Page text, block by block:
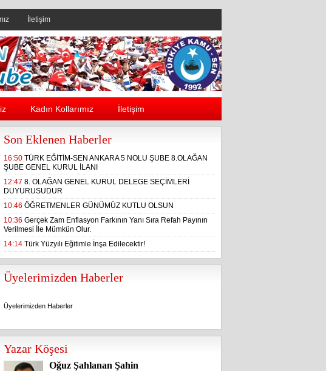
İletişim
Kadın Kollarımız İletişim
Son Eklenen Haberler
16:50 TÜRK EĞİTİM-SEN ANKARA 5 NOLU ŞUBE 8.OLAĞAN
ŞUBE GENEL KURUL İLANI
12:47 8. OLAĞAN GENEL KURUL DELEGE SEÇİMLERİ
DUYURUSUDUR
10:46 ÖĞRETMENLER GÜNÜMÜZ KUTLU OLSUN
10:36 Gerçek Zam Enflasyon Farkının Yanı Sıra Refah Payının
Verilmesi İle Mümkün Olur.
14:14 Türk Yüzyılı Eğitimle İnşa Edilecektir!
Üyelerimizden Haberler
Üyelerimizden Haberler
Yazar Köşesi
Oğuz Şahlanan Şahin